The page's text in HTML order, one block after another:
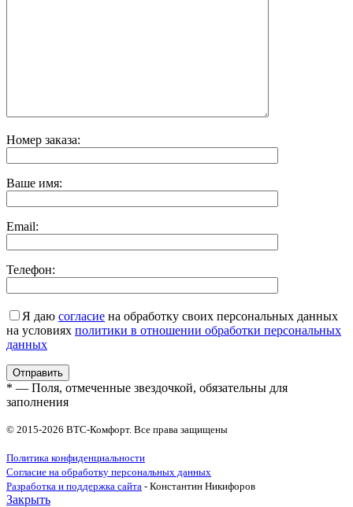
Номер заказа:
Ваше имя:
Email:
Телефон:
Я даю согласие на обработку своих персональных данных
на условиях политики в отношении обработки персональных
данных
* — Поля, отмеченные звездочкой, обязательны для
заполнения
© 2015-2026 ВТС-Комфорт. Все права защищены
Политика конфиденциальности
Согласие на обработку персональных данных
Разработка и поддержка сайта - Константин Никифоров
Закрыть